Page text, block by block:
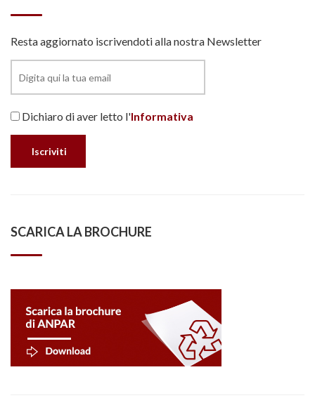
Resta aggiornato iscrivendoti alla nostra Newsletter
Dichiaro di aver letto l'Informativa
SCARICA LA BROCHURE